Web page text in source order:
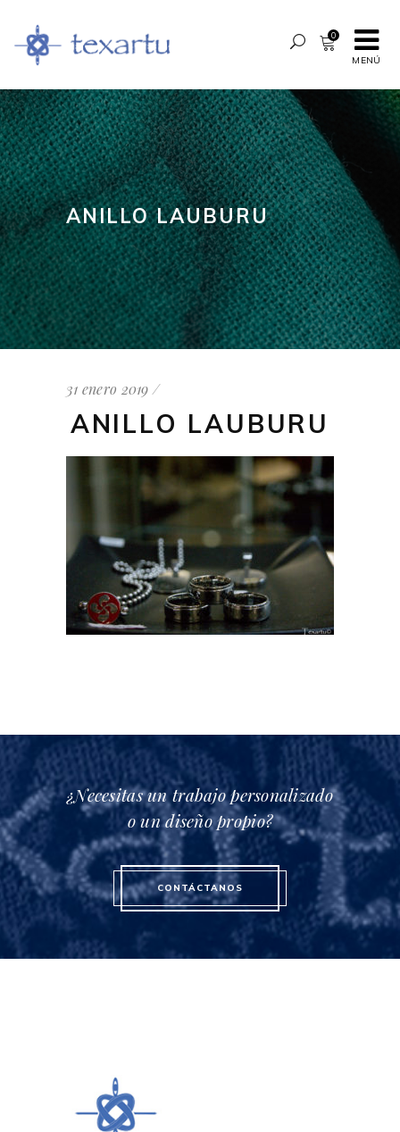
MENÚ
0
ANILLO LAUBURU
31 enero 2019
ANILLO LAUBURU
¿Necesitas un trabajo personalizado
o un diseño propio?
CONTÁCTANOS